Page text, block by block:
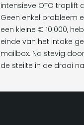
intensieve OTO traplift
Geen enkel probleem
een kleine € 10.000,
einde van het intake
mailbox. Na stevig
de steilte in de draai